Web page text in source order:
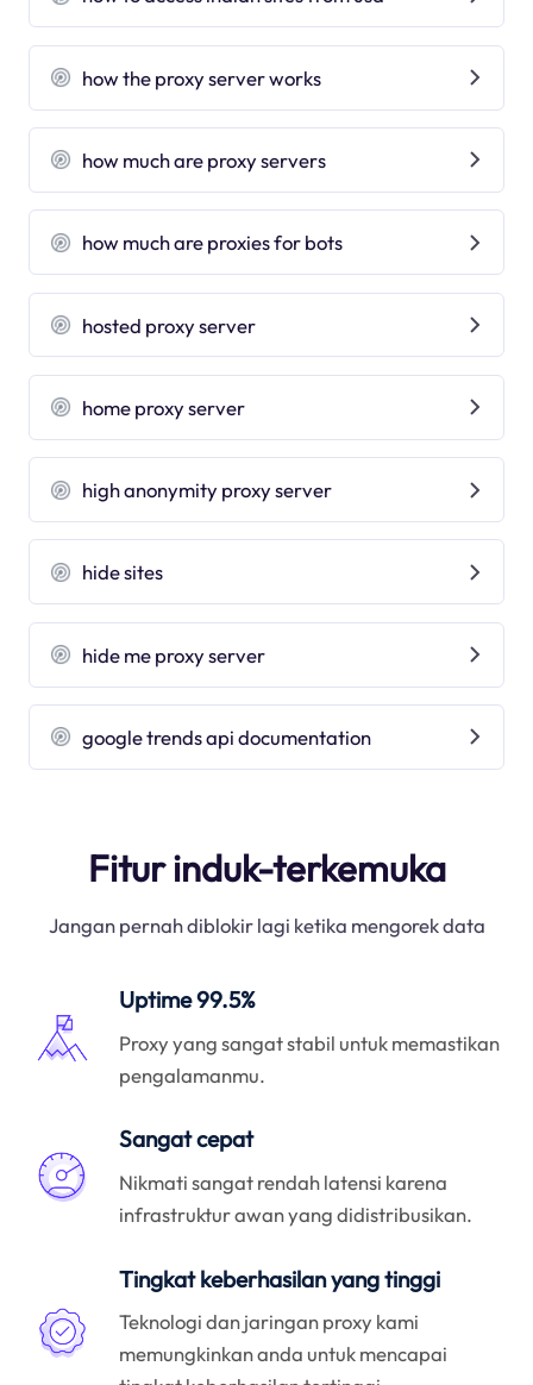
how the proxy server works
how much are proxy servers
how much are proxies for bots
hosted proxy server
home proxy server
high anonymity proxy server
hide sites
hide me proxy server
google trends api documentation
Fitur induk-terkemuka
Jangan pernah diblokir lagi ketika mengorek data
Uptime 99.5%
Proxy yang sangat stabil untuk memastikan
pengalamanmu.
Sangat cepat
Nikmati sangat rendah latensi karena
infrastruktur awan yang didistribusikan.
Tingkat keberhasilan yang tinggi
Teknologi dan jaringan proxy kami
memungkinkan anda untuk mencapai